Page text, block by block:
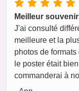
Meilleur
J'ai consulté
meilleure et la
photos de
le poster était
commanderai à